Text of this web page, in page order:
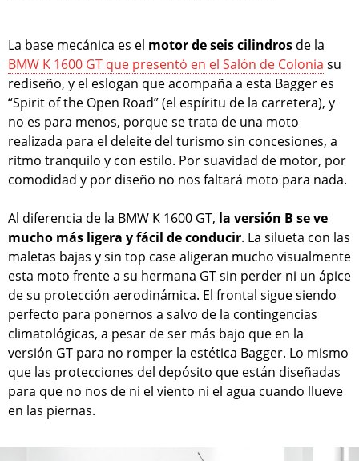
La base mecánica es el motor de seis cilindros de la
BMW K 1600 GT que presentó en el Salón de Colonia su
rediseño, y el eslogan que acompaña a esta Bagger es
“Spirit of the Open Road” (el espíritu de la carretera), y
no es para menos, porque se trata de una moto
realizada para el deleite del turismo sin concesiones, a
ritmo tranquilo y con estilo. Por suavidad de motor, por
comodidad y por diseño no nos faltará moto para nada.
Al diferencia de la BMW K 1600 GT, la versión B se ve
mucho más ligera y fácil de conducir. La silueta con las
maletas bajas y sin top case aligeran mucho visualmente
esta moto frente a su hermana GT sin perder ni un ápice
de su protección aerodinámica. El frontal sigue siendo
perfecto para ponernos a salvo de la contingencias
climatológicas, a pesar de ser más bajo que en la
versión GT para no romper la estética Bagger. Lo mismo
que las protecciones del depósito que están diseñadas
para que no nos de ni el viento ni el agua cuando llueve
en las piernas.